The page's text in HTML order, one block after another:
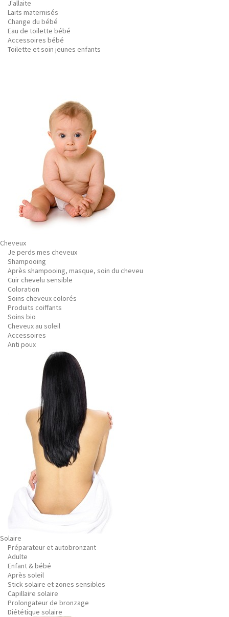
J'allaite
Laits maternisés
Change du bébé
Eau de toilette bébé
Accessoires bébé
Toilette et soin jeunes enfants
Cheveux
Je perds mes cheveux
Shampooing
Après shampooing, masque, soin du cheveu
Cuir chevelu sensible
Coloration
Soins cheveux colorés
Produits coiffants
Soins bio
Cheveux au soleil
Accessoires
Anti poux
Solaire
Préparateur et autobronzant
Adulte
Enfant & bébé
Après soleil
Stick solaire et zones sensibles
Capillaire solaire
Prolongateur de bronzage
Diététique solaire